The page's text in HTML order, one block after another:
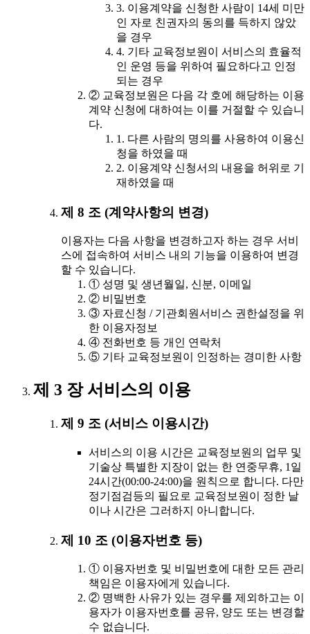
3. 이용계약을 신청한 사람이 14세 미만
인 자로 친권자의 동의를 득하지 않았
을 경우
4. 기타 교육정보원이 서비스의 효율적
인 운영 등을 위하여 필요하다고 인정
되는 경우
② 교육정보원은 다음 각 호에 해당하는 이용
계약 신청에 대하여는 이를 거절할 수 있습니
다.
1. 다른 사람의 명의를 사용하여 이용신
청을 하였을 때
2. 이용계약 신청서의 내용을 허위로 기
재하였을 때
제 8 조 (계약사항의 변경)
이용자는 다음 사항을 변경하고자 하는 경우 서비
스에 접속하여 서비스 내의 기능을 이용하여 변경
할 수 있습니다.
① 성명 및 생년월일, 신분, 이메일
② 비밀번호
③ 자료신청 / 기관회원서비스 권한설정을 위
한 이용자정보
④ 전화번호 등 개인 연락처
⑤ 기타 교육정보원이 인정하는 경미한 사항
제 3 장 서비스의 이용
제 9 조 (서비스 이용시간)
서비스의 이용 시간은 교육정보원의 업무 및
기술상 특별한 지장이 없는 한 연중무휴, 1일
24시간(00:00-24:00)을 원칙으로 합니다. 다만
정기점검등의 필요로 교육정보원이 정한 날
이나 시간은 그러하지 아니합니다.
제 10 조 (이용자번호 등)
① 이용자번호 및 비밀번호에 대한 모든 관리
책임은 이용자에게 있습니다.
② 명백한 사유가 있는 경우를 제외하고는 이
용자가 이용자번호를 공유, 양도 또는 변경할
수 없습니다.